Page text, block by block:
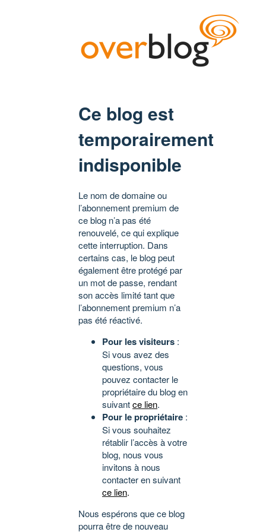
Ce blog est
temporairement
indisponible
Le nom de domaine ou
l’abonnement premium de
ce blog n’a pas été
renouvelé, ce qui explique
cette interruption. Dans
certains cas, le blog peut
également être protégé par
un mot de passe, rendant
son accès limité tant que
l’abonnement premium n’a
pas été réactivé.
Pour les visiteurs :
Si vous avez des
questions, vous
pouvez contacter le
propriétaire du blog en
suivantce lien.
Pour le propriétaire :
Si vous souhaitez
rétablir l’accès à votre
blog, nous vous
invitons à nous
contacter en suivant
ce lien.
Nous espérons que ce blog
pourra être de nouveau